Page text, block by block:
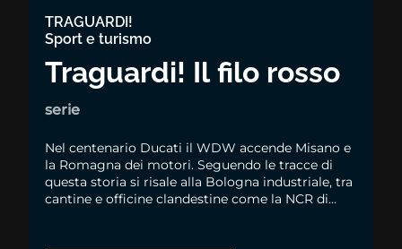
TRAGUARDI!
Sport e turismo
Traguardi! Il filo rosso
serie
Nel centenario Ducati il WDW accende Misano e
la Romagna dei motori. Seguendo le tracce di
questa storia si risale alla Bologna industriale, tra
cantine e officine clandestine come la NCR di